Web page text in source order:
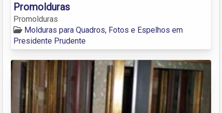
Promolduras
Promolduras
Molduras para Quadros, Fotos e Espelhos em
Presidente Prudente